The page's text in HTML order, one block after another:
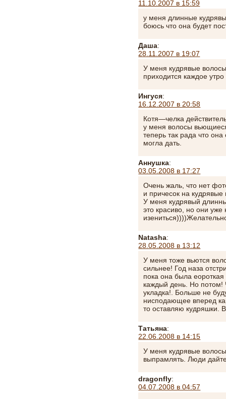
11.10.2007 в 15:59
у меня длинные
боюсь что она будет
Даша:
28.11.2007 в 19:07
У меня кудрявые
приходится каждое
Ингуся:
16.12.2007 в 20:58
Котя—челка
у меня волосы
теперь так рада что
могла дать.
Аннушка:
03.05.2008 в 17:27
Очень жаль, что нет
и причесок на кудрявые
У меня кудрявый
это красиво, но они
Natasha:
28.05.2008 в 13:12
У меня тоже вьются
сильнее! Год наза
пока она была
каждый день. Но потом!
укладка!. Больше не
нисподающее вперед
то оставляю кудряшки.
Татьяна:
22.06.2008 в 14:15
У меня кудрявые
выпрамлять. Люди
dragonfly:
04.07.2008 в 04:57